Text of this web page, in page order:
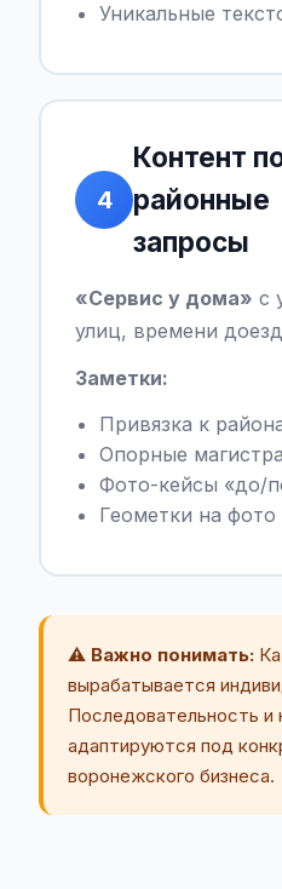
Уникальные
4
Контент
районные
запросы
«Сервис у дома» с
улиц, времени
Заметки:
Привязка к
Опорные
Фото-кейсы «до/
Геометки на фото
⚠️ Важно понимать:
вырабатывается
Последовательность и
адаптируются под
воронежского бизнеса.